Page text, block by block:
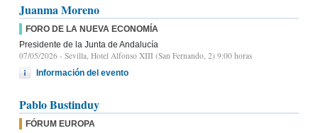
Juanma Moreno
FORO DE LA NUEVA ECONOMÍA
Presidente de la Junta de Andalucía
07/05/2026 - Sevilla, Hotel Alfonso XIII (San Fernando, 2) 9:00 horas
Información del evento
Pablo Bustinduy
FÓRUM EUROPA